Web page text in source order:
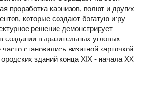
проработка карнизов, волют и других
которые создают богатую игру
решение демонстрирует
создании выразительных угловых
становились визитной карточкой
зданий конца XIX - начала XX